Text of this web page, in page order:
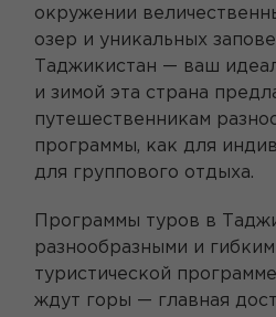
окружении
озер и уникальных
Таджикистан — ваш
и зимой эта страна
путешественникам
программы, как для
для группового отдыха.
Программы туров в
разнообразными и
туристической
ждут горы — главная